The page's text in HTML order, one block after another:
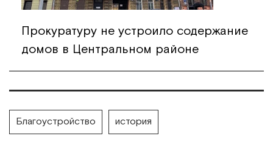
Прокуратуру не устроило содержание
домов в Центральном районе
Благоустройство история